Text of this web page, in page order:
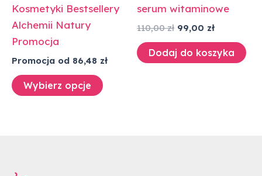
Kosmetyki Bestsellery
Alchemii Natury
Promocja
Promocja od 86,48 zł
Wybierz opcje
serum witaminowe
110,00zł 99,00 zł
Dodaj do koszyka